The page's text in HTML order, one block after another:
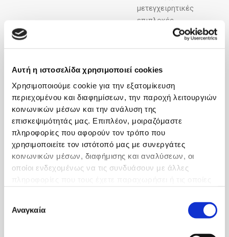
Αυτή η ιστοσελίδα χρησιμοποιεί cookies
Χρησιμοποιούμε cookie για την εξατομίκευση
περιεχομένου και διαφημίσεων, την παροχή λειτουργιών
κοινωνικών μέσων και την ανάλυση της
επισκεψιμότητάς μας. Επιπλέον, μοιραζόμαστε
πληροφορίες που αφορούν τον τρόπο που
χρησιμοποιείτε τον ιστότοπό μας με συνεργάτες
κοινωνικών μέσων, διαφήμισης και αναλύσεων, οι
οποίοι ενδεχομένως να τις συνδυάσουν με άλλες
συγκατάθεσης
Αναγκαία
μετεγχειρητικές
επιπλοκές
αντιμετώπιση των
αιμορροΐδων;
Νομίζω ότι ο ασθενής θα
πρέπει να επιλέξει τον
ειδικό χειρουργό και όχι τη
μέθοδο. Αυτός θα εκτιμήσει,
θα προτείνει και θα
αποφασίσει ακόμη και
συνδυασμό μεθόδων. Γι’